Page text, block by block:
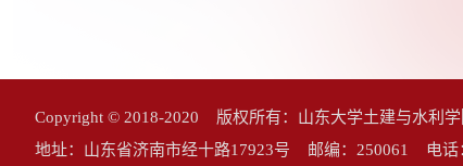
Copyright © 2018-2020 版权所有：山东大学土建与水利
地址：山东省济南市经十路17923号 邮编：250061 电